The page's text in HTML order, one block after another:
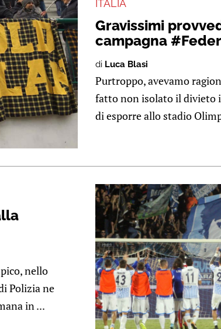
ITALIA
Gravissimi
campagna
di Luca Blasi
Purtroppo, avevamo
fatto non isolato il divieto
di esporre allo stadio
nello
Polizia ne
in ...